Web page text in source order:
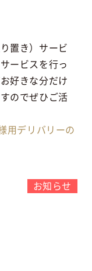
置き）サービ
ービスを行っ
好きな分だけ
のでぜひご活
用デリバリーの
お知らせ